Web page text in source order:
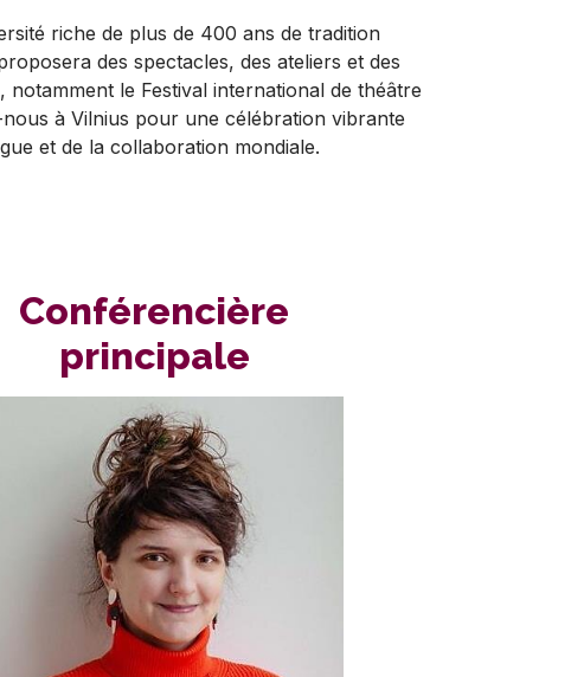
riche de plus de 400 ans de tradition
des spectacles, des ateliers et des
notamment le Festival international de théâtre
à Vilnius pour une célébration vibrante
et de la collaboration mondiale.
Conférencière
principale